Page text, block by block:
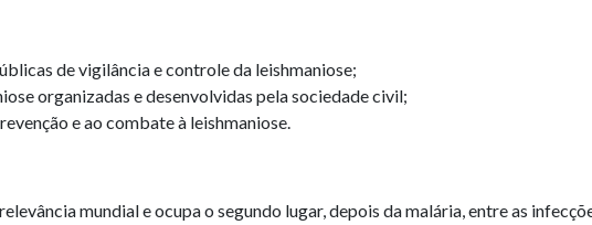
de vigilância e controle da leishmaniose;
organizadas e desenvolvidas pela sociedade civil;
e ao combate à leishmaniose.
mundial e ocupa o segundo lugar, depois da malária, entre as